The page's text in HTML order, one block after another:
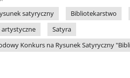
satyryczny Bibliotekarstwo
artystyczne
Satyra
Konkurs na Rysunek Satyryczny